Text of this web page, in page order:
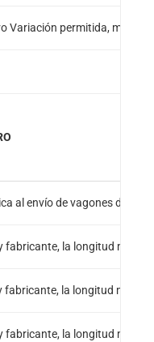
Variación permitida,
al envío de vagones de
fabricante, la longitud
fabricante, la longitud
fabricante, la longitud